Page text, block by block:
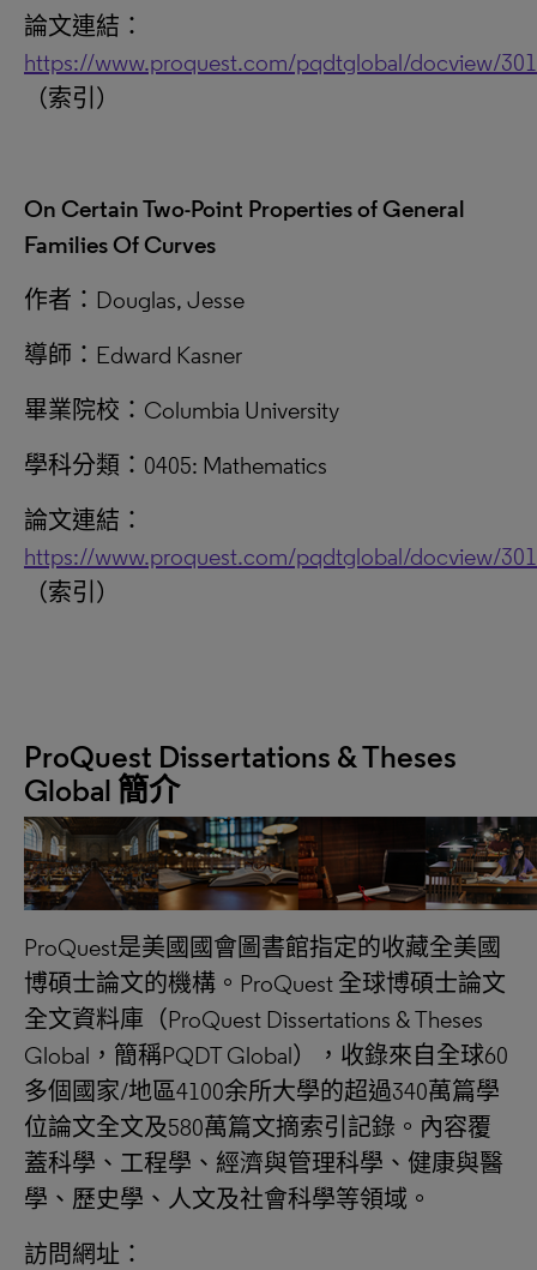
論文連結：
https://www.proquest.com/pqdtglobal/docview/
（索引）
On Certain Two-Point Properties of General
Families Of Curves
作者：Douglas, Jesse
導師：Edward Kasner
畢業院校：Columbia University
學科分類：0405: Mathematics
論文連結：
https://www.proquest.com/pqdtglobal/docview/
（索引）
ProQuest Dissertations & Theses
Global 簡介
ProQuest是美國國會圖書館指定的收藏全美國
博碩士論文的機構。ProQuest 全球博碩士論文
全文資料庫（ProQuest Dissertations & Theses
Global，簡稱PQDT Global），收錄來自全球60
多個國家/地區4100余所大學的超過340萬篇學
位論文全文及580萬篇文摘索引記錄。內容覆
蓋科學、工程學、經濟與管理科學、健康與醫
學、歷史學、人文及社會科學等領域。
訪問網址：